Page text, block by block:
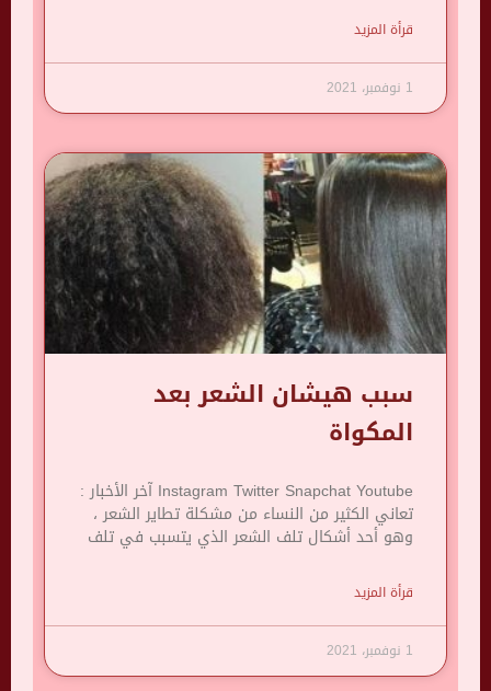
قرأة المزيد
1 نوفمبر، 2021
سبب هيشان الشعر بعد
المكواة
Instagram Twitter Snapchat Youtube آخر الأخبار :
تعاني الكثير من النساء من مشكلة تطاير الشعر ،
وهو أحد أشكال تلف الشعر الذي يتسبب في تلف
قرأة المزيد
1 نوفمبر، 2021